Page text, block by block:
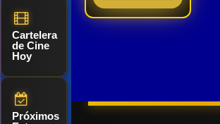
Cartelera
de Cine
Hoy
Próximos
admirado
ve forzado a